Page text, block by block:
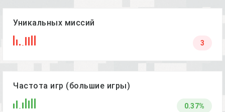
Уникальных миссий
3
Частота игр (большие игры)
0.37%